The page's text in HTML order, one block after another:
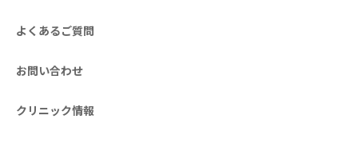
よくあるご質問
お問い合わせ
クリニック情報